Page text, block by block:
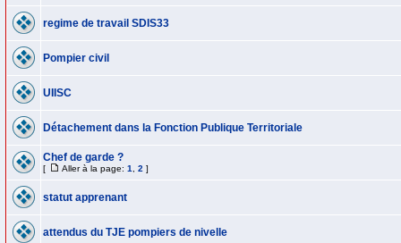
regime de travail SDIS33
Pompier civil
UIISC
Détachement dans la Fonction Publique Territoriale
Chef de garde ?
[ Aller à la page: 1 2 ]
statut apprenant
attendus du TJE pompiers de nivelle